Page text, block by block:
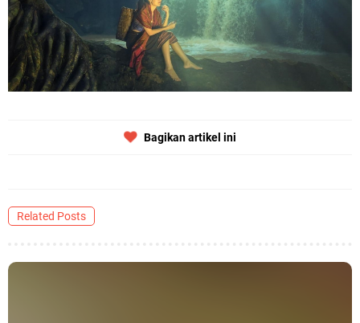
Bagikan artikel ini
Related Posts